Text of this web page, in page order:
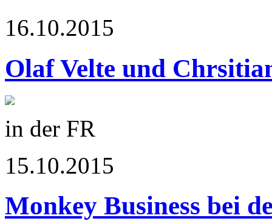
16.10.2015
Olaf Velte und
in der FR
15.10.2015
Monkey Business bei